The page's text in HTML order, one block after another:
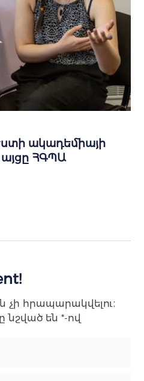
ակադեմիայի
ՀԳՊԱ
չի հրապարակվելու։
նշված են*-ով